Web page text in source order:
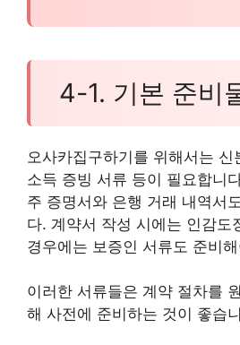
4-1. 기본 준비
오사카집구하기를 위해서는
소득 증빙 서류 등이 필요합니
주 증명서와 은행 거래 내역서
다. 계약서 작성 시에는 인감도
경우에는 보증인 서류도 준비
이러한 서류들은 계약 절차를
해 사전에 준비하는 것이 좋습